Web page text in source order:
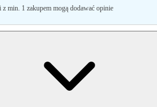
z min. 1 zakupem mogą dodawać opinie